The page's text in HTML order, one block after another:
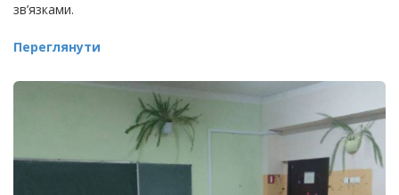
зв’язками.
Переглянути